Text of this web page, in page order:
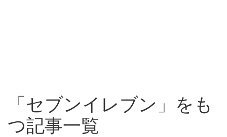
「セブンイレブン」をも
つ記事一覧